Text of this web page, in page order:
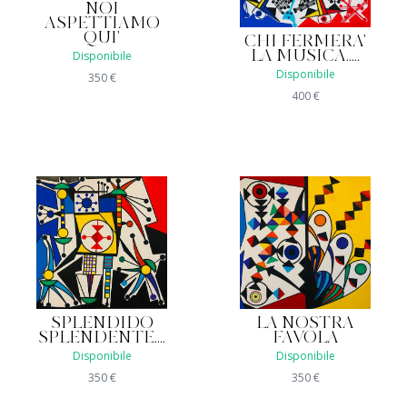
NOI
ASPETTIAMO
QUI'
Disponibile
350€
CHI FERMERA'
LA MUSICA.....
Disponibile
400€
SPLENDIDO
SPLENDENTE....
Disponibile
350€
LA NOSTRA
FAVOLA
Disponibile
350€